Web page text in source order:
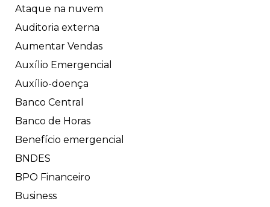
Ataque na nuvem
Auditoria externa
Aumentar Vendas
Auxílio Emergencial
Auxílio-doença
Banco Central
Banco de Horas
Benefício emergencial
BNDES
BPO Financeiro
Business